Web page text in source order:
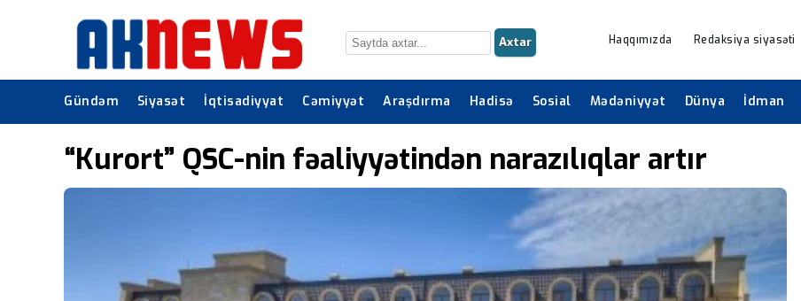
Axtar Haqqımızda Redaksiya siyasəti
Gündəm Siyasət İqtisadiyyat Cəmiyyət Araşdırma Hadisə Sosial Mədəniyyət Dünya İdman
“Kurort” QSC-nin fəaliyyətindən narazılıqlar artır